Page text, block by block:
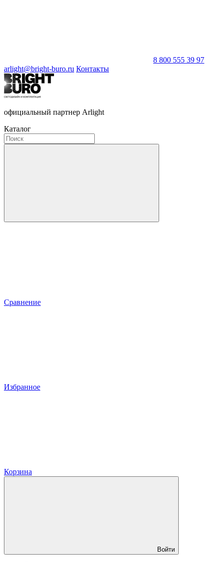
8 800 555 39 97
arlight@bright-buro.ru Контакты
официальный партнер Arlight
Каталог
Сравнение
Избранное
Корзина
Войти